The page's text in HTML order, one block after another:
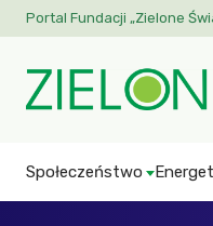
Portal Fundacji „Zielone
Społeczeństwo